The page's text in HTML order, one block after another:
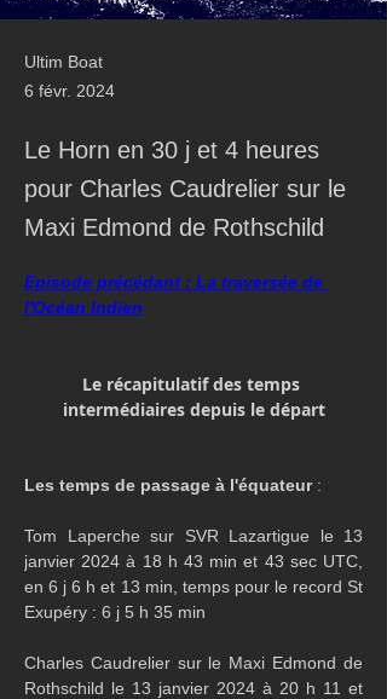
Ultim Boat
6 févr. 2024
Le Horn en 30 j et 4 heures
pour Charles Caudrelier sur le
Maxi Edmond de Rothschild
Episode précédant : La traversée de
l'Océan Indien
Le récapitulatif des temps
intermédiaires depuis le départ
Les temps de passage à l'équateur :
Tom Laperche sur SVR Lazartigue le 13
janvier 2024 à 18 h 43 min et 43 sec UTC,
en 6 j 6 h et 13 min, temps pour le record St
Exupéry : 6 j 5 h 35 min
Charles Caudrelier sur le Maxi Edmond de
Rothschild le 13 janvier 2024 à 20 h 11 et